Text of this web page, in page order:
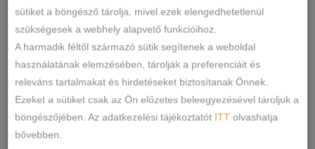
Mérete: One Size
Szín:Fekete
Ápolás: Csak kézzel mosható.Nem
vasalható.
sütiket a böngésző tárolja, mivel ezek elengedhetetlenül
szükségesek a webhely alapvető funkcióihoz.
A harmadik féltől származó sütik segítenek a weboldal
használatának elemzésében, tárolják a preferenciáit és
releváns tartalmakat és hirdetéseket biztosítanak Önnek.
Ezeket a sütiket csak az Ön előzetes beleegyezésével tároljuk a
böngészőjében. Az adatkezelési tájékoztatót ITT olvashatja
bővebben.